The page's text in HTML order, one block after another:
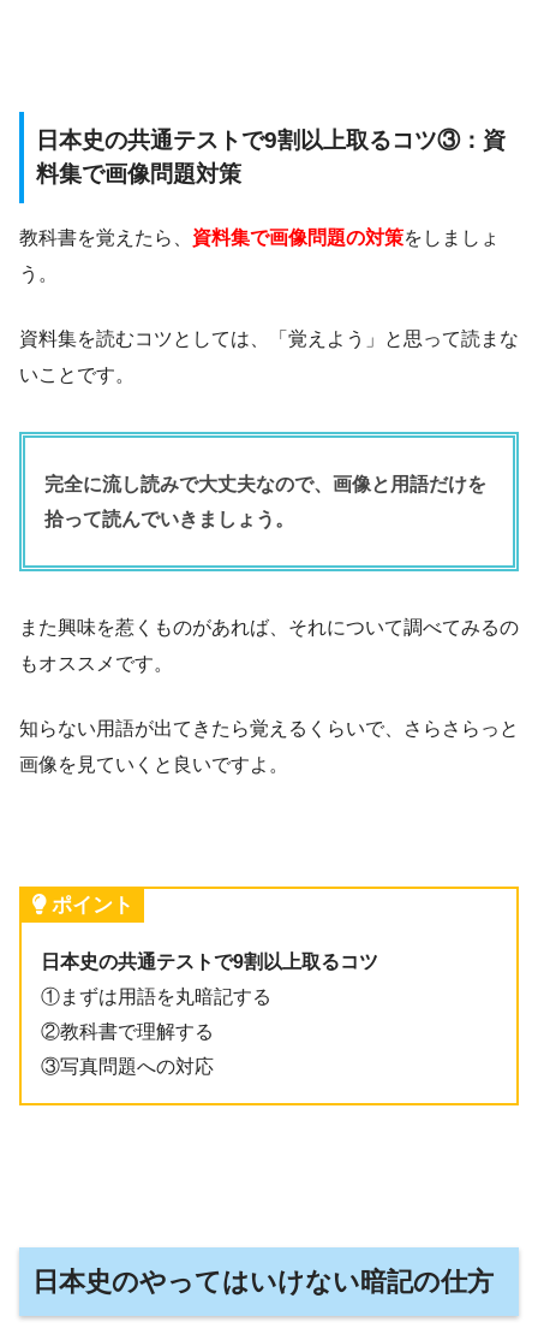
日本史の共通テストで9割以上取るコツ③：資
料集で画像問題対策
教科書を覚えたら、 資料集で画像問題の対策をしましょ
う。
資料集を読むコツとしては、「覚えよう」と思って読まな
いことです。
完全に流し読みで大丈夫なので、画像と用語だけを
拾って読んでいきましょう。
また興味を惹くものがあれば、それについて調べてみるの
もオススメです。
知らない用語が出てきたら覚えるくらいで、さらさらっと
画像を見ていくと良いですよ。
ポイント
日本史の共通テストで9割以上取るコツ
①まずは用語を丸暗記する
②教科書で理解する
③写真問題への対応
日本史のやってはいけない暗記の仕方